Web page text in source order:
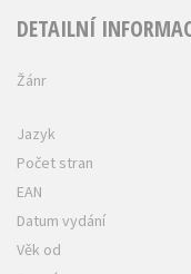
DETAILNÍ
Žánr
Jazyk
Počet stran
EAN
Datum vydání
Věk od